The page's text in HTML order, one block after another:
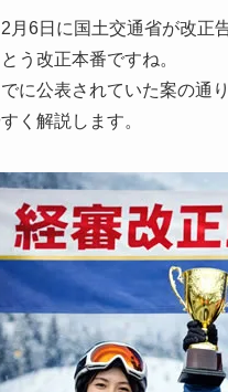
6日に国土交通省が改正
う改正本番ですね。
に公表されていた案の通
く解説します。